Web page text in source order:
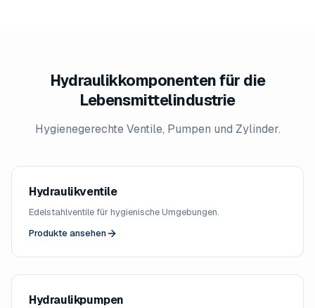
Hydraulikkomponenten für die
Lebensmittelindustrie
Hygienegerechte Ventile, Pumpen und Zylinder.
Hydraulikventile
Edelstahlventile für hygienische Umgebungen.
Produkte ansehen
Hydraulikpumpen